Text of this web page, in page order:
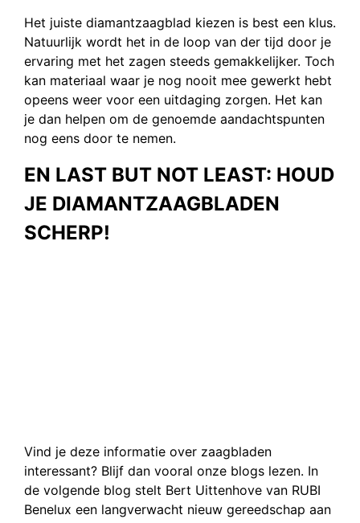
Het juiste diamantzaagblad kiezen is best een klus.
Natuurlijk wordt het in de loop van der tijd door je
ervaring met het zagen steeds gemakkelijker. Toch
kan materiaal waar je nog nooit mee gewerkt hebt
opeens weer voor een uitdaging zorgen. Het kan
je dan helpen om de genoemde aandachtspunten
nog eens door te nemen.
EN LAST BUT NOT LEAST: HOUD
JE DIAMANTZAAGBLADEN
SCHERP!
Vind je deze informatie over zaagbladen
interessant? Blijf dan vooral onze blogs lezen. In
de volgende blog stelt Bert Uittenhove van RUBI
Benelux een langverwacht nieuw gereedschap aan